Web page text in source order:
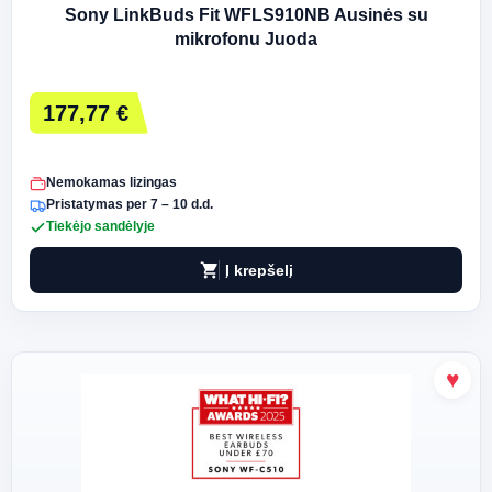
Sony LinkBuds Fit WFLS910NB Ausinės su
mikrofonu Juoda
177,77 €
Nemokamas lizingas
Pristatymas per 7 – 10 d.d.
Tiekėjo sandėlyje
shopping_cart Į krepšelį